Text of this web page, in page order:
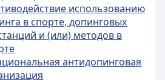
использованию
в спорте, допинговых
и (или) методов в
антидопинговая